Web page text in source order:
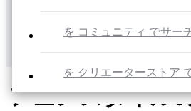
を コミュニティ でサー
を クリエーターストア
アニメスタイル